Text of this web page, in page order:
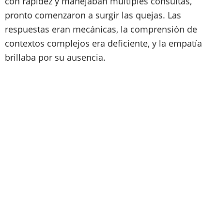
pronto comenzaron a surgir las quejas. Las
respuestas eran mecánicas, la comprensión de
contextos complejos era deficiente, y la empatía
brillaba por su ausencia.